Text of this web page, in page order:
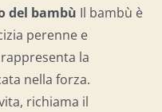
del bambù Il bambù è
perenne e
la
nella forza.
richiama il